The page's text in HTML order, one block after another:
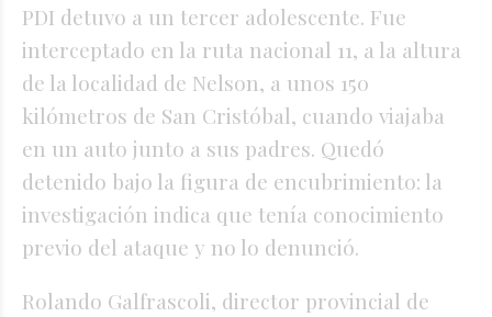
PDI detuvo a un tercer adolescente. Fue
interceptado en la ruta nacional 11, a la altura
de la localidad de Nelson, a unos 150
kilómetros de San Cristóbal, cuando viajaba
en un auto junto a sus padres. Quedó
detenido bajo la figura de encubrimiento: la
investigación indica que tenía conocimiento
previo del ataque y no lo denunció.
Rolando Galfrascoli, director provincial de